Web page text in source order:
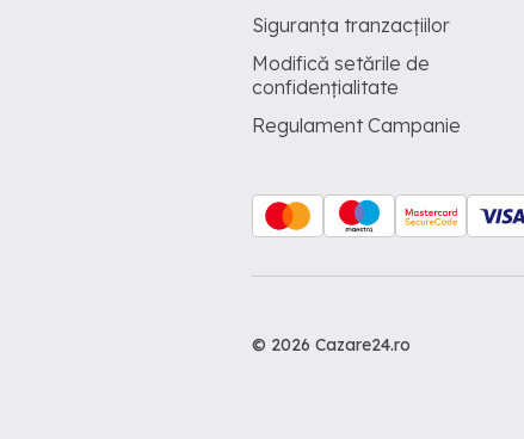
Siguranța tranzacțiilor
Modifică setările de
confidențialitate
Regulament Campanie
© 2026 Cazare24.ro